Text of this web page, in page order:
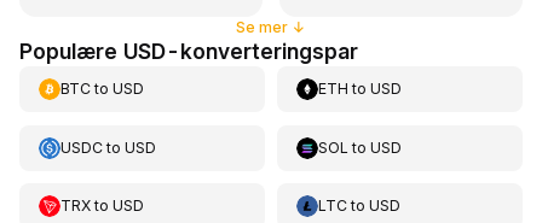
Se mer ↓
Populære USD-konverteringspar
BTCto USD ETH toUSD
USDCto USD SOL toUSD
TRXto USD LTCtoUSD